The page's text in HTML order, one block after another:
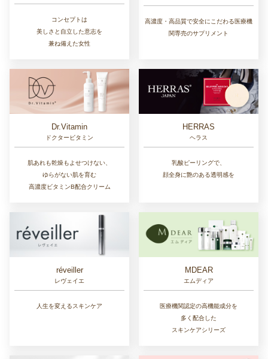
コンセプトは
美しさと自立した意志を
兼ね備えた女性
高濃度・高品質で安全にこだわる医療機
関専売のサプリメント
Dr.Vitamin
ドクタービタミン
肌あれも乾燥もよせつけない、
ゆらがない肌を育む
高濃度ビタミンB配合クリーム
HERRAS
ヘラス
乳酸ピーリングで、
顔全身に艶のある透明感を
réveiller
レヴェイエ
人生を変えるスキンケア
MDEAR
エムディア
医療機関認定の高機能成分を
多く配合した
スキンケアシリーズ